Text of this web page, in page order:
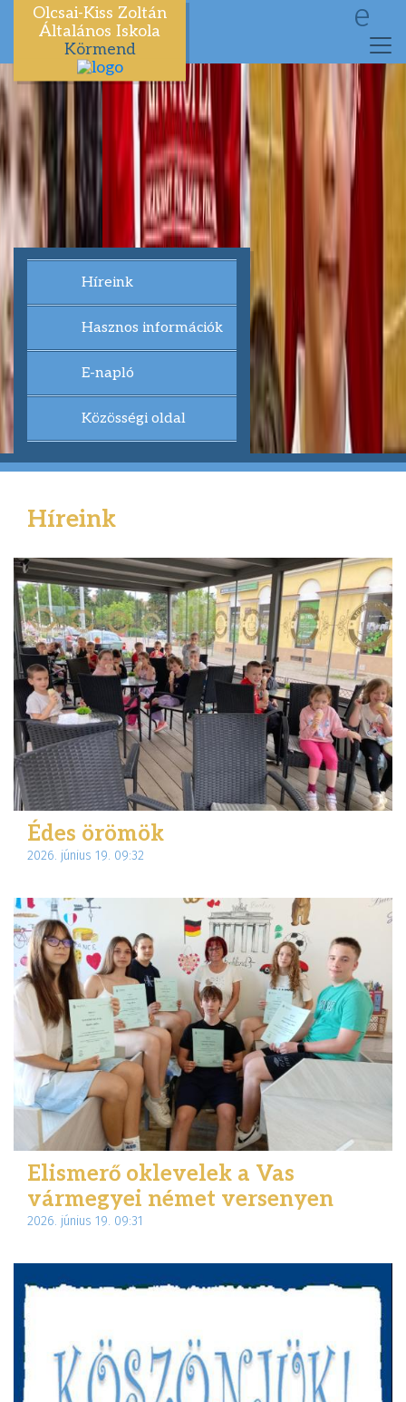
Olcsai-Kiss Zoltán
Általános Iskola
Körmend
e
Híreink
Hasznos információk
E-napló
Közösségi oldal
Híreink
Édes örömök
2026. június 19. 09:32
Elismerő oklevelek a Vas
vármegyei német versenyen
2026. június 19. 09:31